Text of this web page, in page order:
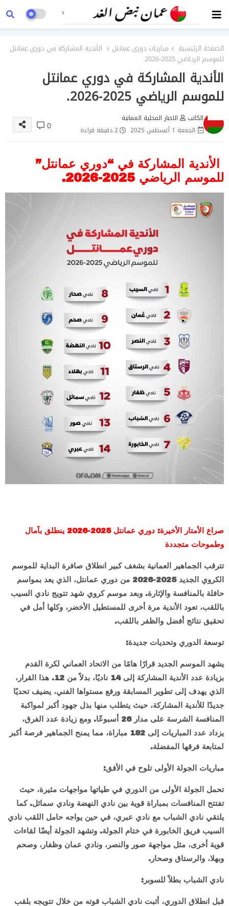
الصفحة الرئيسية مباريات دوري عمانتل
الأندية المشاركة في دوري عمانتل
للموسم الرياضي 2025-2026.
الأندية المشاركة في دوري عمانتل
للموسم الرياضي 2025-2026.
الكاتب
الاخبار المحلية العمانية
الجمعة 1 أغسطس 2025
2 دقيقة قراءة 0
الأندية المشاركة في ‎“دوري عمانتل”
للموسم الرياضي 2025-2026.
صراع الأمتار الأخيرة: دوري عمانتل 2025-2026 ينطلق بآمال
وطموحات متجددة
تترقب الجماهير العمانية بشغف كبير انطلاق صافرة البداية للموسم
الكروي الجديد 2025-2026 من دوري عمانتل، الذي يعد بمواسم
حافلة بالمنافسة والإثارة. وبعد موسم كروي شهد تتويج نادي السيب
باللقب، تعود الأندية مرة أخرى للمستطيل الأخضر، وكلها أمل في
تحقيق نتائج أفضل والظفر باللقب.
توسعة الدوري وتحديات جديدة:
يشهد الموسم الجديد قرارًا هامًا من الاتحاد العماني لكرة القدم
بزيادة عدد الأندية المشاركة إلى 14 ناديًا، بدلاً من 12. هذا القرار،
الذي يهدف إلى تطوير المسابقة ورفع مستواها الفني، يضيف تحديًا
جديدًا للأندية المشاركة، حيث يتطلب منها بذل جهود أكبر لمواكبة
المنافسة الشرسة على مدار 26 أسبوعًا. ومع زيادة عدد الفرق،
يزداد عدد المباريات إلى 182 مباراة، مما يمنح الجماهير فرصة أكبر
لمتابعة فرقها المفضلة.
مباريات الجولة الأولى تلوح في الأفق:
تحمل الجولة الأولى من الدوري في طياتها مواجهات مثيرة، حيث
تفتتح المنافسات بمباراة قوية بين نادي النهضة ونادي سمائل. كما
يلتقي نادي الشباب مع نادي عبري، في حين يواجه حامل اللقب نادي
السيب فريق الخابورة في ختام الجولة. وتشهد الجولة أيضًا لقاءات
قوية أخرى، مثل مواجهة صور والنصر، ونادي عمان وظفار، وصحم
وبهلا، والرستاق وصحار.
نادي الشباب بطلاً للسوبر:
قبل انطلاق الدوري، أثبت نادي الشباب قوته من خلال تتويجه بلقب